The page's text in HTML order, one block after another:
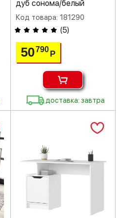
дуб сонома/белый
Код товара: 181290
(5)
50790 Р
доставка: завтра